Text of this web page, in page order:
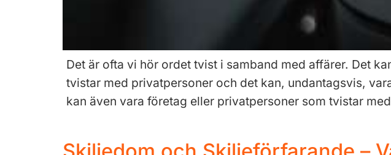
Det är ofta vi hör ordet tvist i samband med affärer. Det
tvistar med privatpersoner och det kan, undantagsvis,
kan även vara företag eller privatpersoner som tvistar